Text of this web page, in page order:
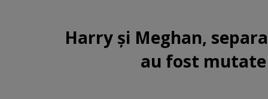
Harry şi Meghan,
au fost mutate